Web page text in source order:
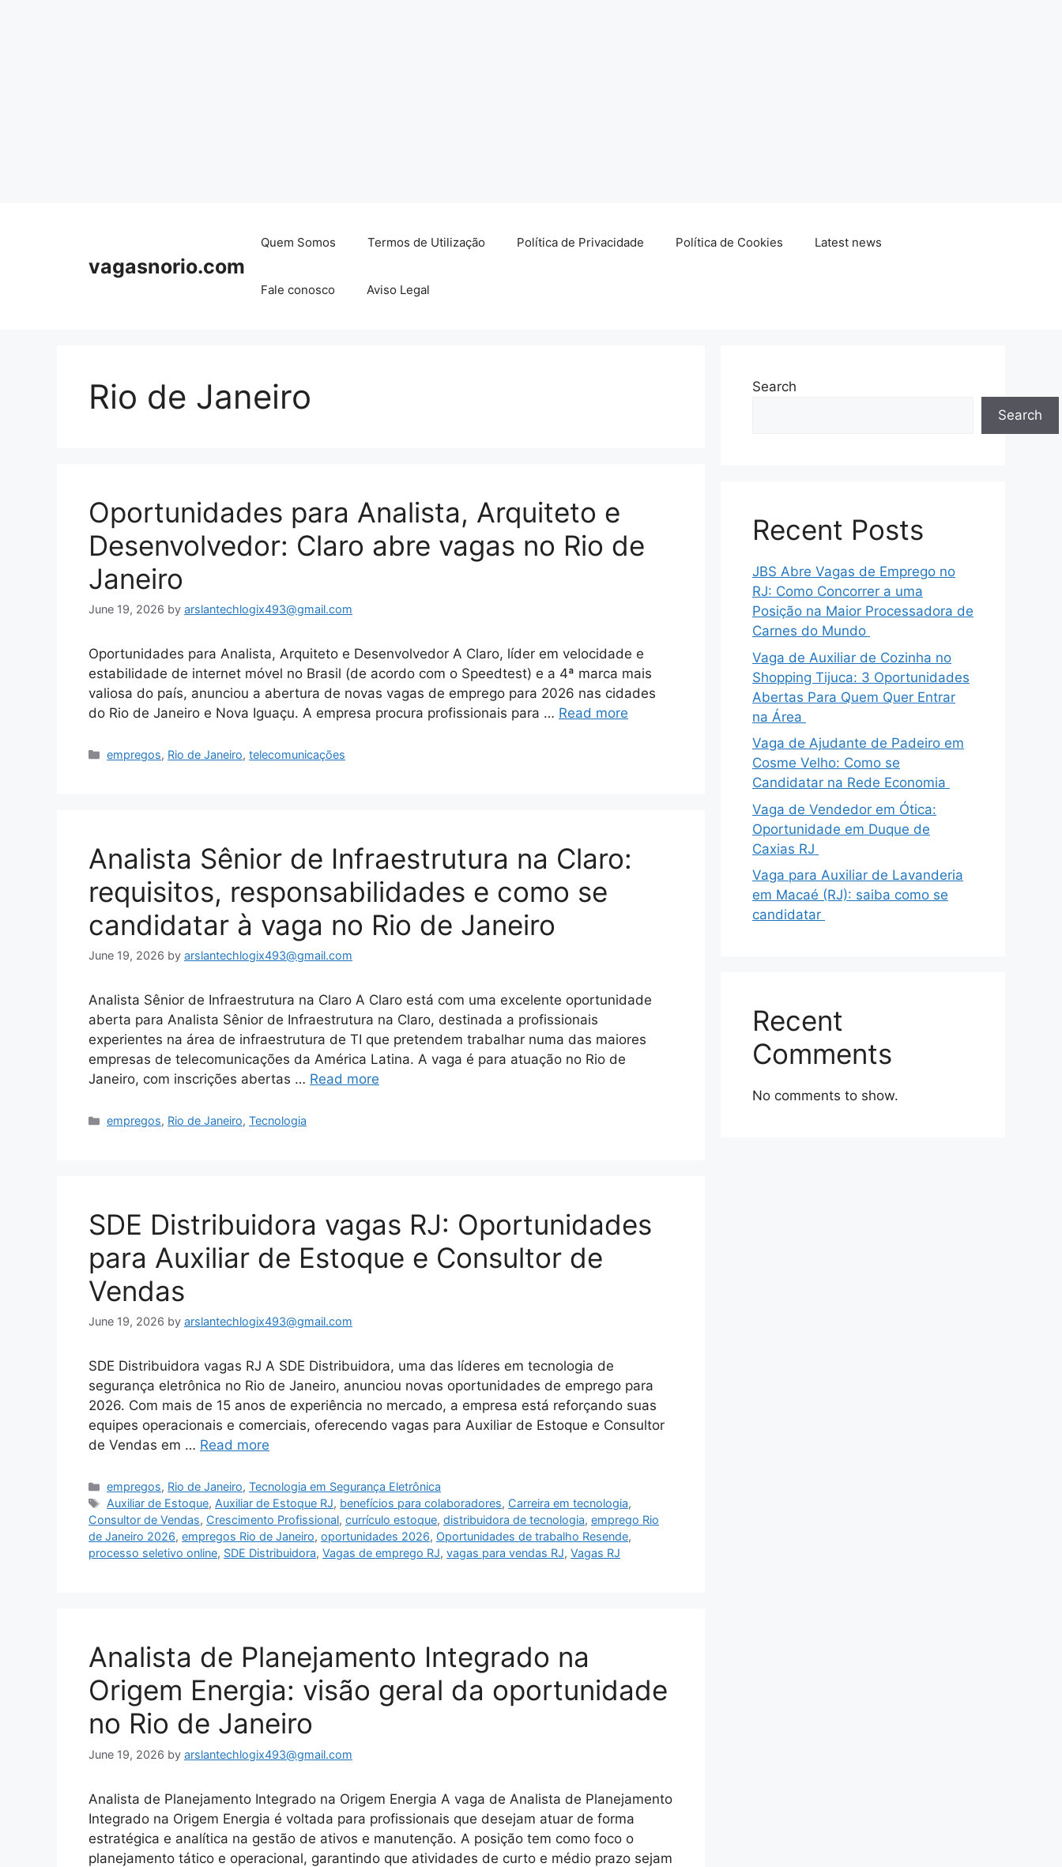
vagasnorio.com
Quem Somos Termos de Utilização Política de Privacidade Política de Cookies Latest news
Fale conosco Aviso Legal
Rio de Janeiro
Oportunidades para Analista, Arquiteto e
Desenvolvedor: Claro abre vagas no Rio de
Janeiro
June 19, 2026 by arslantechlogix493@gmail.com
Oportunidades para Analista, Arquiteto e Desenvolvedor A Claro, líder em velocidade e
estabilidade de internet móvel no Brasil (de acordo com o Speedtest) e a 4ª marca mais
valiosa do país, anunciou a abertura de novas vagas de emprego para 2026 nas cidades
do Rio de Janeiro e Nova Iguaçu. A empresa procura profissionais para … Read more
Categories
empregos, Rio de Janeiro,telecomunicações
Analista Sênior de Infraestrutura na Claro:
requisitos, responsabilidades e como se
candidatar à vaga no Rio de Janeiro
June 19, 2026 by arslantechlogix493@gmail.com
Analista Sênior de Infraestrutura na Claro A Claro está com uma excelente oportunidade
aberta para Analista Sênior de Infraestrutura na Claro, destinada a profissionais
experientes na área de infraestrutura de TI que pretendem trabalhar numa das maiores
empresas de telecomunicações da América Latina. A vaga é para atuação no Rio de
Janeiro, com inscrições abertas … Read more
Categories
empregos, Rio de Janeiro,Tecnologia
SDE Distribuidora vagas RJ: Oportunidades
para Auxiliar de Estoque e Consultor de
Vendas
June 19, 2026 by arslantechlogix493@gmail.com
SDE Distribuidora vagas RJ A SDE Distribuidora, uma das líderes em tecnologia de
segurança eletrônica no Rio de Janeiro, anunciou novas oportunidades de emprego para
2026. Com mais de 15 anos de experiência no mercado, a empresa está reforçando suas
equipes operacionais e comerciais, oferecendo vagas para Auxiliar de Estoque e Consultor
de Vendas em … Read more
Categories
empregos, Rio de Janeiro,Tecnologia em Segurança Eletrônica
Tags
Auxiliar de Estoque, Auxiliar de Estoque RJ, benefícios para colaboradores, Carreira em tecnologia,
Consultor de Vendas, Crescimento Profissional, currículo estoque, distribuidora de tecnologia, emprego Rio
de Janeiro 2026, empregos Rio de Janeiro, oportunidades 2026, Oportunidades de trabalho Resende,
processo seletivo online, SDE Distribuidora, Vagas de emprego RJ, vagas para vendas RJ, Vagas RJ
Analista de Planejamento Integrado na
Origem Energia: visão geral da oportunidade
no Rio de Janeiro
June 19, 2026 by arslantechlogix493@gmail.com
Analista de Planejamento Integrado na Origem Energia A vaga de Analista de Planejamento
Integrado na Origem Energia é voltada para profissionais que desejam atuar de forma
estratégica e analítica na gestão de ativos e manutenção. A posição tem como foco o
planejamento tático e operacional, garantindo que atividades de curto e médio prazo sejam
Search
Search
Recent Posts
JBS Abre Vagas de Emprego no
RJ: Como Concorrer a uma
Posição na Maior Processadora de
Carnes do Mundo
Vaga de Auxiliar de Cozinha no
Shopping Tijuca: 3 Oportunidades
Abertas Para Quem Quer Entrar
na Área
Vaga de Ajudante de Padeiro em
Cosme Velho: Como se
Candidatar na Rede Economia
Vaga de Vendedor em Ótica:
Oportunidade em Duque de
Caxias RJ
Vaga para Auxiliar de Lavanderia
em Macaé (RJ): saiba como se
candidatar
Recent
Comments
No comments to show.